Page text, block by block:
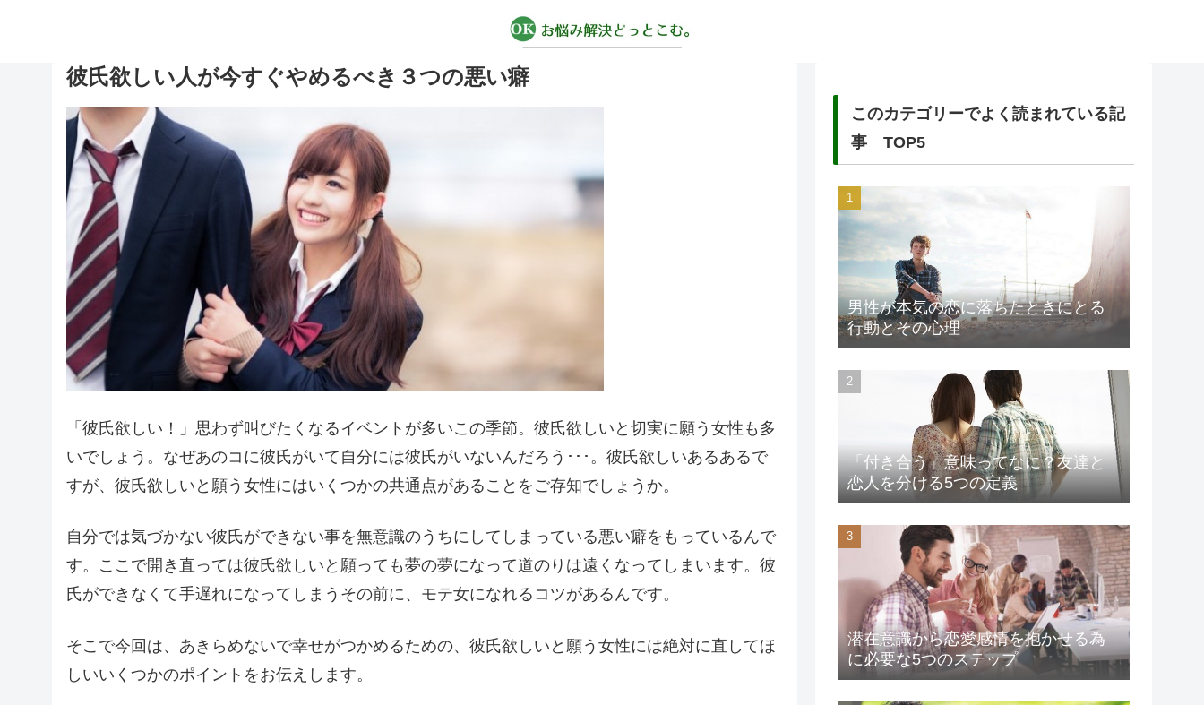
彼氏欲しい人が今すぐやめるべき３つの悪い癖
「彼氏欲しい！」思わず叫びたくなるイベントが多いこの季節。彼氏欲しいと切実に願う女性も多
いでしょう。なぜあのコに彼氏がいて自分には彼氏がいないんだろう･･･。彼氏欲しいあるあるで
すが、彼氏欲しいと願う女性にはいくつかの共通点があることをご存知でしょうか。
自分では気づかない彼氏ができない事を無意識のうちにしてしまっている悪い癖をもっているんで
す。ここで開き直っては彼氏欲しいと願っても夢の夢になって道のりは遠くなってしまいます。彼
氏ができなくて手遅れになってしまうその前に、モテ女になれるコツがあるんです。
そこで今回は、あきらめないで幸せがつかめるための、彼氏欲しいと願う女性には絶対に直してほ
しいいくつかのポイントをお伝えします。
このカテゴリーでよく読まれている記
事 TOP5
男性が本気の恋に落ちたときにとる
行動とその心理
「付き合う」意味ってなに？友達と
恋人を分ける5つの定義
潜在意識から恋愛感情を抱かせる為
に必要な5つのステップ